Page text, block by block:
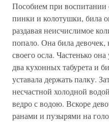
Пособием при
пинки и колотушки, била
раздавая неисчислимое
попало. Она била
своего осла. Частенько
два кухонных табурета и
уставала держать палку.
несчастной холодной
ведро с водою. Вскоре
ранами и пузырями на